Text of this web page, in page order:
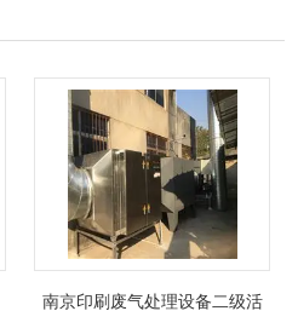
南京印刷废气处理设备二级活